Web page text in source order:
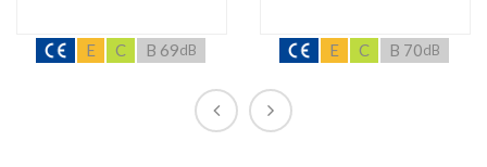
E C B 69dB E C B 70dB